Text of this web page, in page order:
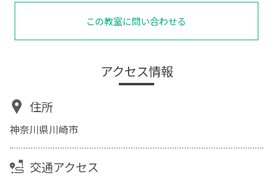
この教室に問い合わせる
アクセス情報
住所
神奈川県川崎市
交通アクセス